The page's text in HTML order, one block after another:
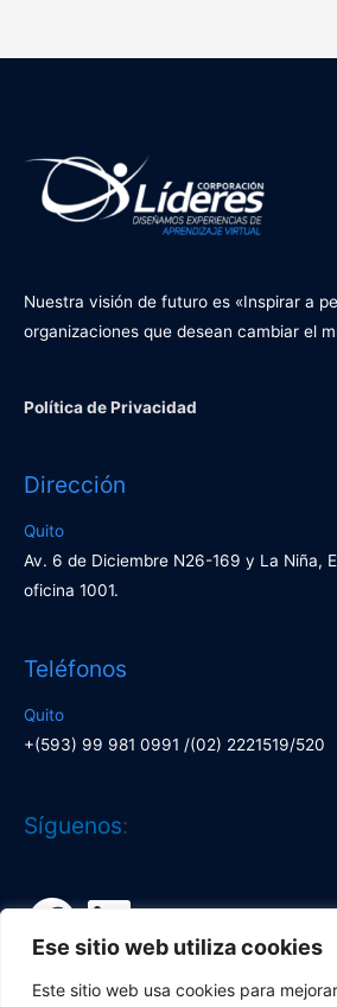
Ese sitio web utiliza cookies
Este sitio web usa cookies para
Nuestra visión de futuro es «Inspirar a
organizaciones que desean cambiar el
Política de Privacidad
Dirección
Quito
Av. 6 de Diciembre N26-169 y La Niña,
oficina 1001.
Teléfonos
Quito
+(593) 99 981 0991 /(02) 2221519/520
Síguenos:
Facebook
LinkedIn